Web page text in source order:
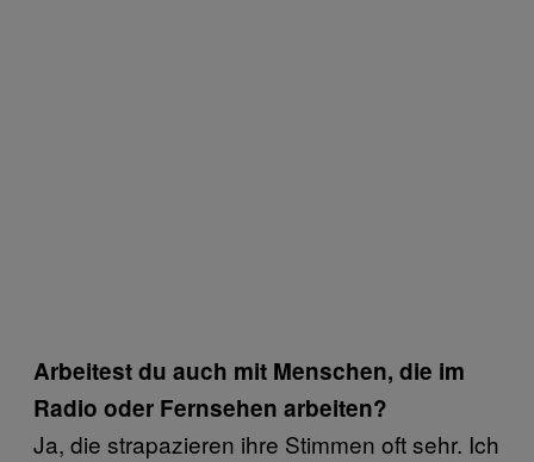
Arbeitest du auch mit Menschen, die im
Radio oder Fernsehen arbeiten?
Ja, die strapazieren ihre Stimmen oft sehr. Ich